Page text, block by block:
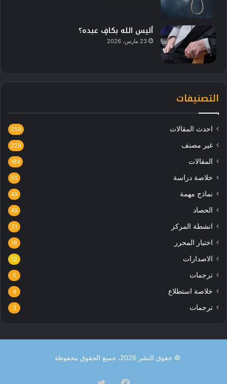
أليس الله بكافٍ عبده؟
23 مارس، 2026
التصنيفات
احدث المقالات 259
غير مصنف 229
المقالات 189
خلاصة دراسة 55
نماذج مهمة 49
الحصاد 49
انشطة المركز 21
اختيار المحرر 16
الاصدارات 12
ترجمات 5
خلاصة استطلاع 4
ترجمات 3
© حقوق النشر 2026، جميع الحقوق محفوظة